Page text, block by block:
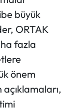
büyük
ORTAK
fazla
önem
açıklamaları,